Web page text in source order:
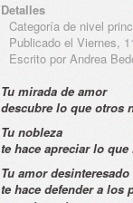
Detalles
Categoría de nivel
Publicado el Viernes,
Escrito por Andrea
Tu mirada de amor
descubre lo que otros
Tu nobleza
te hace apreciar lo
Tu amor desinteresado
te hace defender a los